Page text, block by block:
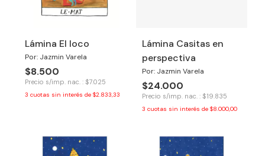
Lámina El loco
Por: Jazmin Varela
$8.500
Precio s/imp. nac. : $7.025
3 cuotas sin interés de $2.833,33
Lámina Casitas en
perspectiva
Por: Jazmin Varela
$24.000
Precio s/imp. nac. : $19.835
3 cuotas sin interés de $8.000,00